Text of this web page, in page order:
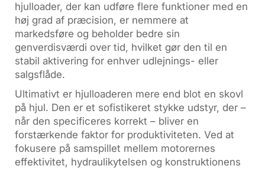
hjulloader, der kan udføre flere funktioner med en
høj grad af præcision, er nemmere at
markedsføre og beholder bedre sin
genverdisværdi over tid, hvilket gør den til en
stabil aktivering for enhver udlejnings- eller
salgsflåde.
Ultimativt er hjulloaderen mere end blot en skovl
på hjul. Den er et sofistikeret stykke udstyr, der –
når den specificeres korrekt – bliver en
forstærkende faktor for produktiviteten. Ved at
fokusere på samspillet mellem motorernes
effektivitet, hydraulikytelsen og konstruktionens